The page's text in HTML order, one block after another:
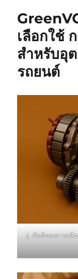
เลือกใช้
สำหรับอุ
รถยนต์
4 ข้อดีของการเลื